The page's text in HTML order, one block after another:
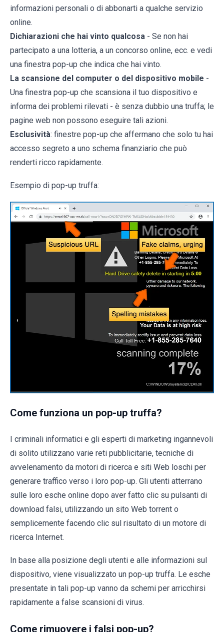
informazioni personali o di abbonarti a qualche servizio
online.
Dichiarazioni che hai vinto qualcosa - Se non hai
partecipato a una lotteria, a un concorso online, ecc. e vedi
una finestra pop-up che indica che hai vinto.
La scansione del computer o del dispositivo mobile -
Una finestra pop-up che scansiona il tuo dispositivo e
informa dei problemi rilevati - è senza dubbio una truffa; le
pagine web non possono eseguire tali azioni.
Esclusività: finestre pop-up che affermano che solo tu hai
accesso segreto a uno schema finanziario che può
renderti ricco rapidamente.
Esempio di pop-up truffa:
Come funziona un pop-up truffa?
I criminali informatici e gli esperti di marketing ingannevoli
di solito utilizzano varie reti pubblicitarie, tecniche di
avvelenamento da motori di ricerca e siti Web loschi per
generare traffico verso i loro pop-up. Gli utenti atterrano
sulle loro esche online dopo aver fatto clic su pulsanti di
download falsi, utilizzando un sito Web torrent o
semplicemente facendo clic sul risultato di un motore di
ricerca Internet.
In base alla posizione degli utenti e alle informazioni sul
dispositivo, viene visualizzato un pop-up truffa. Le esche
presentate in tali pop-up vanno da schemi per arricchirsi
rapidamente a false scansioni di virus.
Come rimuovere i falsi pop-up?